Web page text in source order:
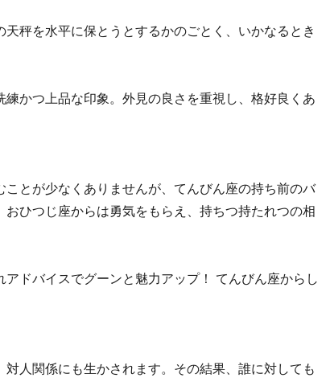
秤を水平に保とうとするかのごとく、いかなるとき
かつ上品な印象。外見の良さを重視し、格好良くあ
とが少なくありませんが、てんびん座の持ち前のバ
ひつじ座からは勇気をもらえ、持ちつ持たれつの相
アドバイスでグーンと魅力アップ！ てんびん座からし
人関係にも生かされます。その結果、誰に対しても